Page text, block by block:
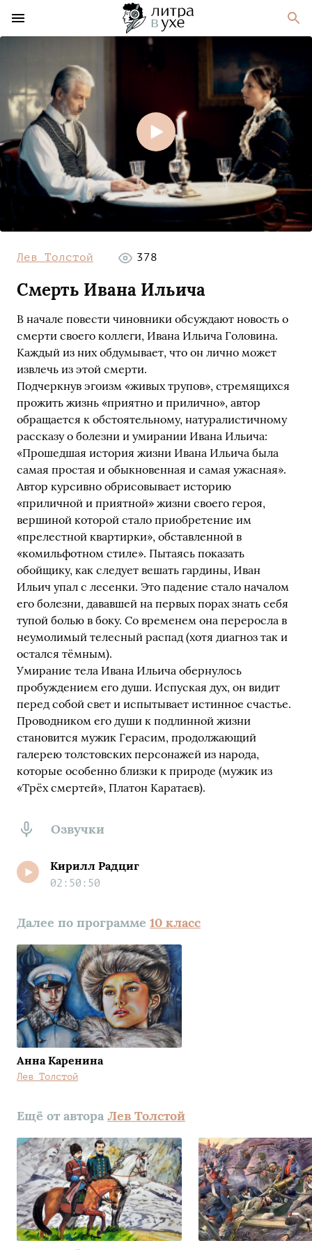
Лев Толстой 378
Смерть Ивана Ильича
В начале повести чиновники обсуждают новость о
смерти своего коллеги, Ивана Ильича Головина.
Каждый из них обдумывает, что он лично может
извлечь из этой смерти.
Подчеркнув эгоизм «живых трупов», стремящихся
прожить жизнь «приятно и прилично», автор
обращается к обстоятельному, натуралистичному
рассказу о болезни и умирании Ивана Ильича:
«Прошедшая история жизни Ивана Ильича была
самая простая и обыкновенная и самая ужасная».
Автор курсивно обрисовывает историю
«приличной и приятной» жизни своего героя,
вершиной которой стало приобретение им
«прелестной квартирки», обставленной в
«комильфотном стиле». Пытаясь показать
обойщику, как следует вешать гардины, Иван
Ильич упал с лесенки. Это падение стало началом
его болезни, дававшей на первых порах знать себя
тупой болью в боку. Со временем она переросла в
неумолимый телесный распад (хотя диагноз так и
остался тёмным).
Умирание тела Ивана Ильича обернулось
пробуждением его души. Испуская дух, он видит
перед собой свет и испытывает истинное счастье.
Проводником его души к подлинной жизни
становится мужик Герасим, продолжающий
галерею толстовских персонажей из народа,
которые особенно близки к природе (мужик из
«Трёх смертей», Платон Каратаев).
Озвучки
Кирилл Радциг
02:50:50
Далее по программе 10 класс
Анна Каренина
Лев Толстой
Ещё от автора Лев Толстой